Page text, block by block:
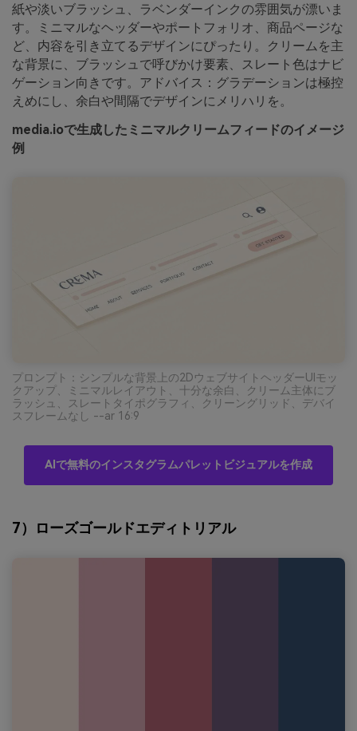
紙や淡いブラッシュ、ラベンダーインクの雰囲気が漂いま
す。ミニマルなヘッダーやポートフォリオ、商品ページな
ど、内容を引き立てるデザインにぴったり。クリームを主
な背景に、ブラッシュで呼びかけ要素、スレート色はナビ
ゲーション向きです。アドバイス：グラデーションは極控
えめにし、余白や間隔でデザインにメリハリを。
media.ioで生成したミニマルクリームフィードのイメージ
例
プロンプト：シンプルな背景上の2DウェブサイトヘッダーUIモッ
クアップ、ミニマルレイアウト、十分な余白、クリーム主体にブ
ラッシュ、スレートタイポグラフィ、クリーングリッド、デバイ
スフレームなし --ar 16:9
AIで無料のインスタグラムパレットビジュアルを作成
7）ローズゴールドエディトリアル